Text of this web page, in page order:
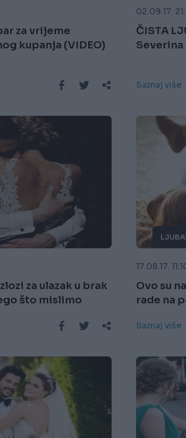
za vrijeme
kupanja (VIDEO)
02.09.17.
ČISTA
Severina
Saznaj više
za ulazak u brak
što mislimo
17.08.17.
Ovo su
rade na
Saznaj više